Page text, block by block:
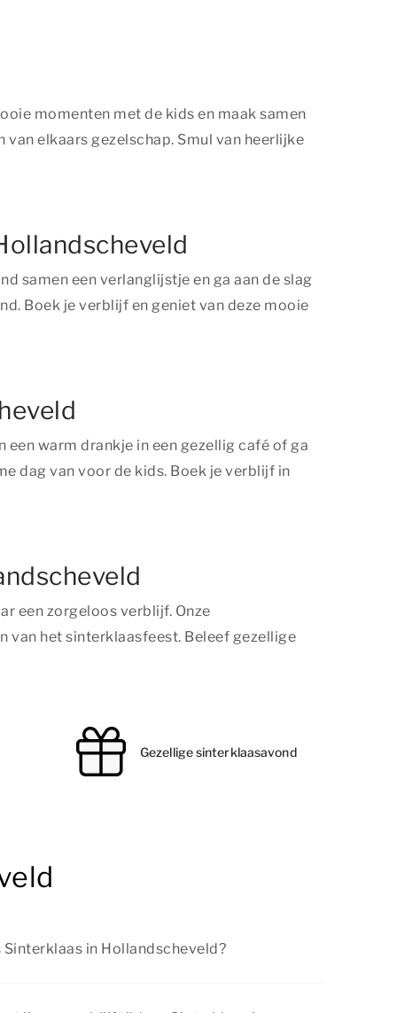
momenten met de kids en maak samen
elkaars gezelschap. Smul van heerlijke
samen een verlanglijstje en ga aan de slag
Boek je verblijf en geniet van deze mooie
warm drankje in een gezellig café of ga
dag van voor de kids. Boek je verblijf in
een zorgeloos verblijf. Onze
van het sinterklaasfeest. Beleef gezellige
Gezellige sinterklaasavond
in Hollandscheveld?